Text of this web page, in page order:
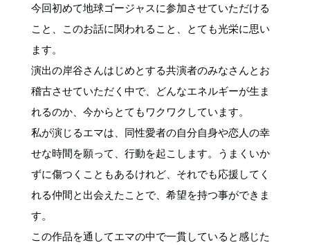
今回初めて地球ゴージャスに参加させていただける
こと、このお話に関われること、とても光栄に思い
ます。
演出の岸谷さんはじめとする共演者のみなさんとお
稽古させていただく中で、どんなエネルギーが生ま
れるのか、今からとてもワクワクしています。
私が演じるエマは、同性愛者の自分自身や恋人の幸
せな時間を願って、行動を起こします。うまくいか
ずに傷つくこともあるけれど、それでも応援してく
れる仲間と出会えたことで、希望を持つ事ができま
す。
この作品を通してエマの中で一貫していると感じた